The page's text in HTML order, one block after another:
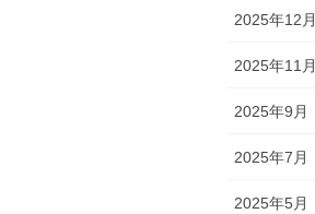
2025年12月
2025年11月
2025年9月
2025年7月
2025年5月